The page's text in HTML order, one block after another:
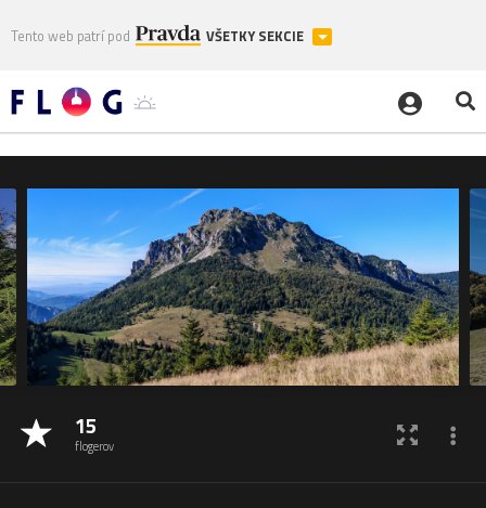
Tento web patrí pod VŠETKY SEKCIE
15
flogerov